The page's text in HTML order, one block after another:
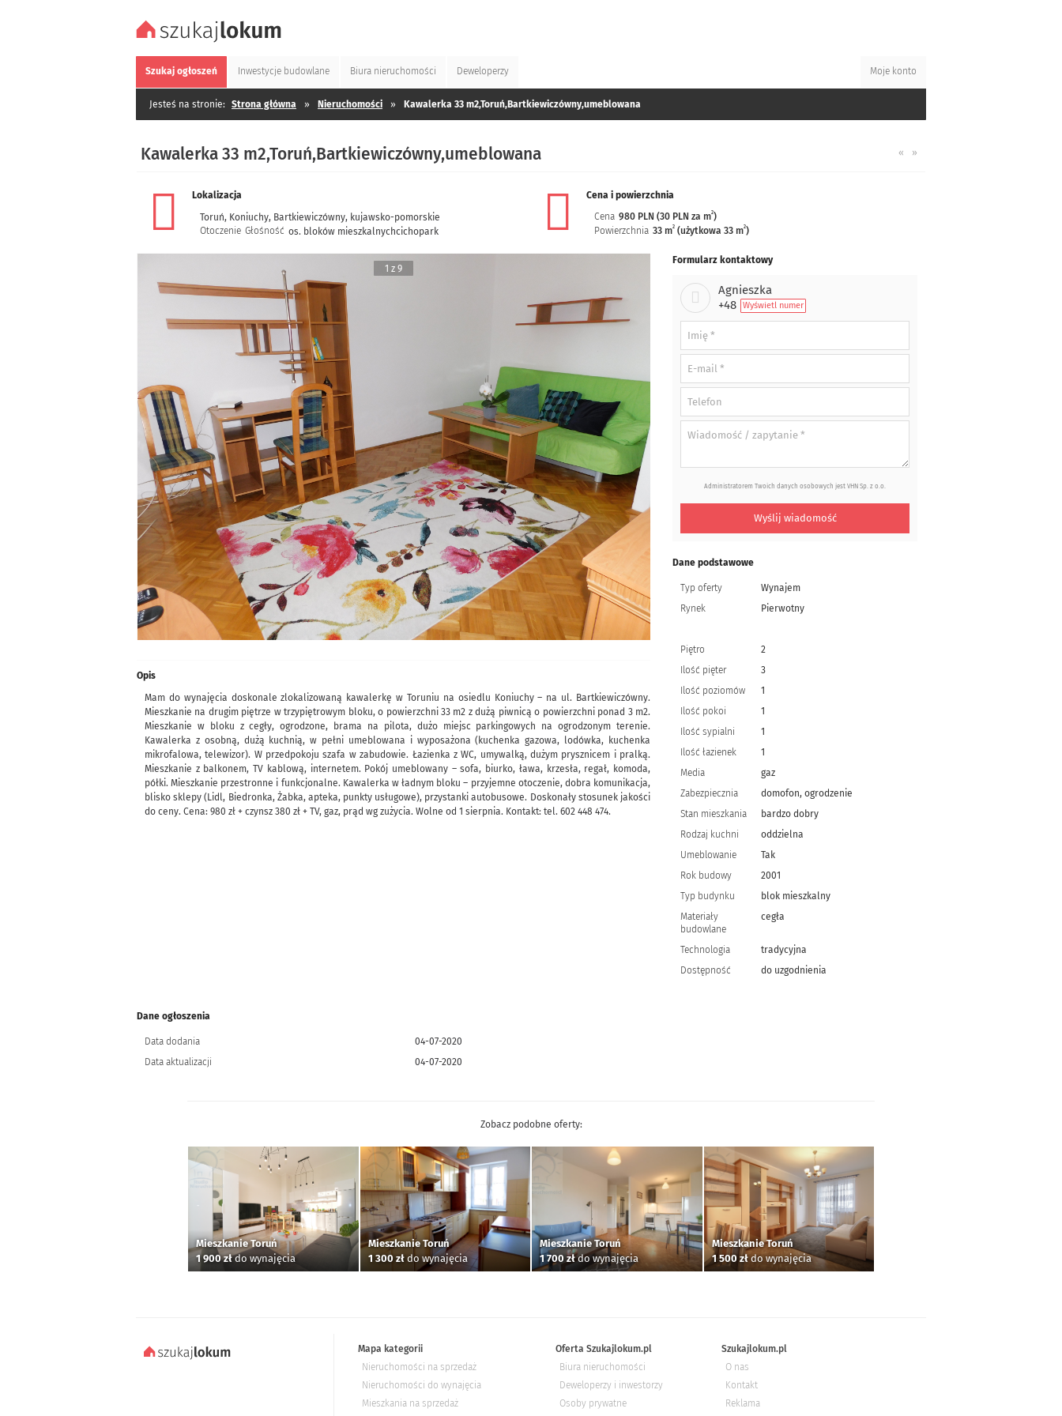
Szukaj ogłoszeń Inwestycje budowlane Biura nieruchomości Deweloperzy Moje konto
Jesteś na stronie: Strona główna » Nieruchomości » Kawalerka 33 m2,Toruń,Bartkiewiczówny,umeblowana
« »
Kawalerka 33 m2,Toruń,Bartkiewiczówny,umeblowana
Lokalizacja
Toruń, Koniuchy, Bartkiewiczówny, kujawsko-pomorskie
Otoczenie
os. bloków mieszkalnych
Głośność cichopark
Cena i powierzchnia
Cena 980 PLN (30 PLN za m2)
Powierzchnia 33 m2(użytkowa 33 m2)
1 z 9
Opis
Mam do wynajęcia doskonale zlokalizowaną kawalerkę w Toruniu na osiedlu Koniuchy – na ul. Bartkiewiczówny.
Mieszkanie na drugim piętrze w trzypiętrowym bloku, o powierzchni 33 m2 z dużą piwnicą o powierzchni ponad 3 m2.
Mieszkanie w bloku z cegły, ogrodzone, brama na pilota, dużo miejsc parkingowych na ogrodzonym terenie.
Kawalerka z osobną, dużą kuchnią, w pełni umeblowana i wyposażona (kuchenka gazowa, lodówka, kuchenka
mikrofalowa, telewizor). W przedpokoju szafa w zabudowie. Łazienka z WC, umywalką, dużym prysznicem i pralką.
Mieszkanie z balkonem, TV kablową, internetem. Pokój umeblowany – sofa, biurko, ława, krzesła, regał, komoda,
półki. Mieszkanie przestronne i funkcjonalne. Kawalerka w ładnym bloku – przyjemne otoczenie, dobra komunikacja,
blisko sklepy (Lidl, Biedronka, Żabka, apteka, punkty usługowe), przystanki autobusowe. Doskonały stosunek jakości
do ceny. Cena: 980 zł + czynsz 380 zł + TV, gaz, prąd wg zużycia. Wolne od 1 sierpnia. Kontakt: tel. 602 448 474.
Formularz kontaktowy
Agnieszka
+48
Wyświetl numer
Administratorem Twoich danych osobowych jest VHN Sp. z o.o.
Wyślij wiadomość
Dane podstawowe
Typ oferty
Wynajem
Rynek
Pierwotny
Piętro
2
Ilość pięter
3
Ilość poziomów
1
Ilość pokoi
1
Ilość sypialni
1
Ilość łazienek
1
Media
gaz
Zabezpiecznia
domofon, ogrodzenie
Stan mieszkania
bardzo dobry
Rodzaj kuchni
oddzielna
Umeblowanie
Tak
Rok budowy
2001
Typ budynku
blok mieszkalny
Materiały
budowlane
cegła
Technologia
tradycyjna
Dostępność
do uzgodnienia
Dane ogłoszenia
Data dodania
04-07-2020
Data aktualizacji
04-07-2020
Zobacz podobne oferty:
Mieszkanie Toruń
1 900 złdo wynajęcia
Mieszkanie Toruń
1 300 złdo wynajęcia
Mieszkanie Toruń
1 700 złdo wynajęcia
Mieszkanie Toruń
1 500 złdo wynajęcia
Mapa kategorii
Nieruchomości na sprzedaż
Nieruchomości do wynajęcia
Mieszkania na sprzedaż
Oferta Szukajlokum.pl
Biura nieruchomości
Deweloperzy i inwestorzy
Osoby prywatne
Szukajlokum.pl
O nas
Kontakt
Reklama